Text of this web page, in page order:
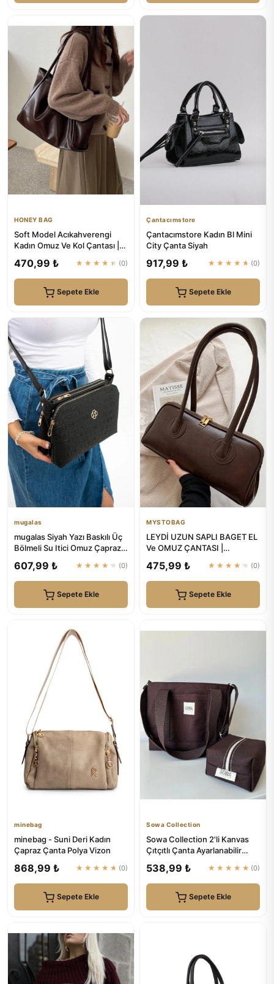
HONEY BAG
Soft Model Acıkahverengi
Kadın Omuz Ve Kol Çantası |
470,99 ₺ ★★★★★ (0)
Sepete Ekle
Çantacımstore
Çantacımstore Kadın Bl Mini
City Çanta Siyah
917,99 ₺ ★★★★★ (0)
Sepete Ekle
mugalas
mugalas Siyah Yazı Baskılı Üç
Bölmeli Su Itici Omuz Çapraz
607,99 ₺ ★★★★★ (0)
Sepete Ekle
MYSTOBAG
LEYDİ UZUN SAPLI BAGET EL
Ve OMUZ ÇANTASI |
475,99 ₺ ★★★★★ (0)
Sepete Ekle
minebag
minebag - Suni Deri Kadın
Çapraz Çanta Polya Vizon
868,99 ₺ ★★★★★ (0)
Sepete Ekle
Sowa Collection
Sowa Collection 2'li Kanvas
Çıtçıtlı Çanta Ayarlanabilir
538,99 ₺ ★★★★★ (0)
Sepete Ekle